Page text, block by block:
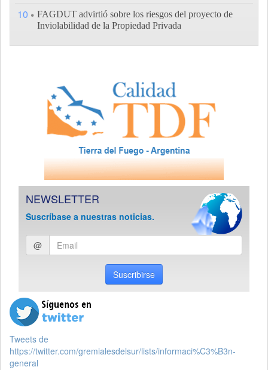
10
FAGDUT advirtió sobre los riesgos del proyecto de
Inviolabilidad de la Propiedad Privada
NEWSLETTER
Suscríbase a nuestras noticias.
Ingresar
email
@
Suscribirse
Tweets de
https://twitter.com/gremialesdelsur/lists/informaci%C3%B3n-
general